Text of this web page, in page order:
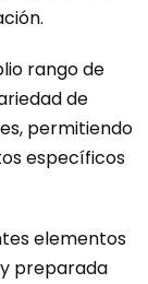
rango de
de
permitiendo
específicos
elementos
preparada